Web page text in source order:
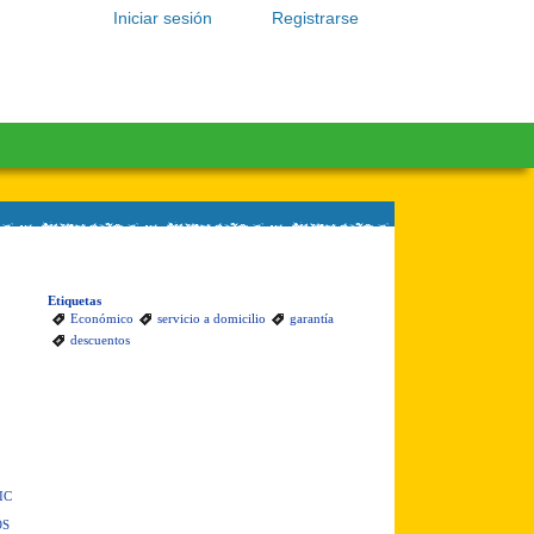
Registrarse
Iniciar sesión
Etiquetas
Económico
servicio a domicilio
garantía
descuentos